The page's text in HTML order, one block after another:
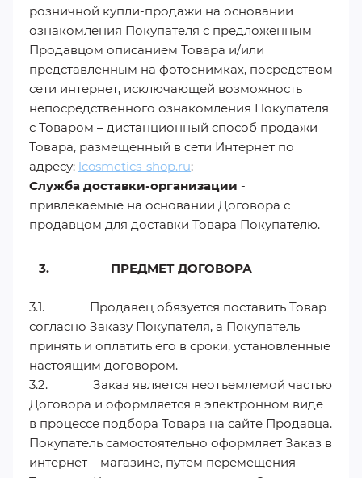
розничной купли-продажи на основании
ознакомления Покупателя с предложенным
Продавцом описанием Товара и/или
представленным на фотоснимках, посредством
сети интернет, исключающей возможность
непосредственного ознакомления Покупателя
с Товаром – дистанционный способ продажи
Товара, размещенный в сети Интернет по
адресу: lcosmetics-shop.ru;
Служба доставки-организации -
привлекаемые на основании Договора с
продавцом для доставки Товара Покупателю.
3. ПРЕДМЕТ ДОГОВОРА
3.1. Продавец обязуется поставить Товар
согласно Заказу Покупателя, а Покупатель
принять и оплатить его в сроки, установленные
настоящим договором.
3.2. Заказ является неотъемлемой частью
Договора и оформляется в электронном виде
в процессе подбора Товара на сайте Продавца.
Покупатель самостоятельно оформляет Заказ в
интернет – магазине, путем перемещения